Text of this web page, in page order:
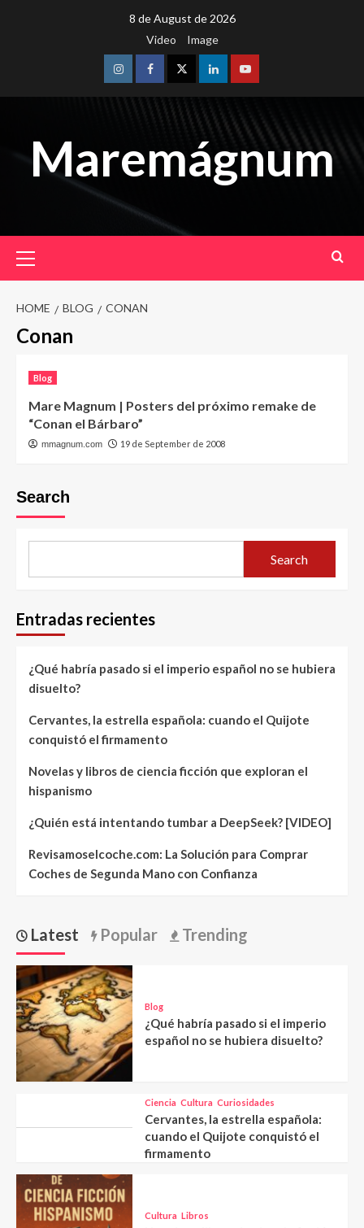
8 de August de 2026
Video
Image
InstagramFacebookTwitterLinkedinYoutube
Maremágnum
Menu
HOME BLOG CONAN
Conan
Blog
Mare Magnum | Posters del próximo remake de
“Conan el Bárbaro”
mmagnum.com 19 de September de 2008
Search
Search
Entradas recientes
¿Qué habría pasado si el imperio español no se hubiera
disuelto?
Cervantes, la estrella española: cuando el Quijote
conquistó el firmamento
Novelas y libros de ciencia ficción que exploran el
hispanismo
¿Quién está intentando tumbar a DeepSeek? [VIDEO]
Revisamoselcoche.com: La Solución para Comprar
Coches de Segunda Mano con Confianza
Latest Popular Trending
Blog
¿Qué habría pasado si el imperio
español no se hubiera disuelto?
Ciencia Cultura Curiosidades
Cervantes, la estrella española:
cuando el Quijote conquistó el
firmamento
Cultura Libros